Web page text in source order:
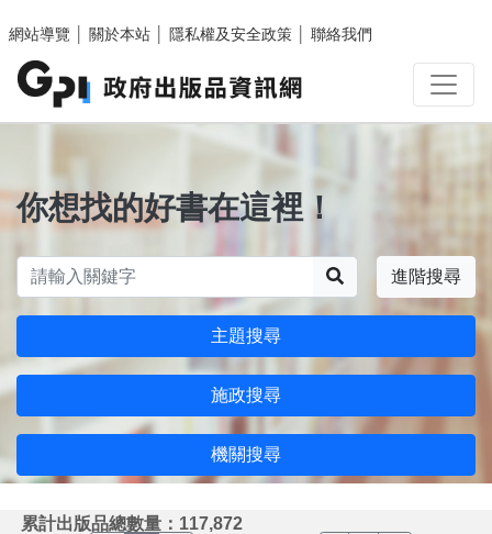
網站導覽
關於本站 隱私權及安全政策 聯絡我們
你想找的好書在這裡！
進階搜尋
主題搜尋
施政搜尋
機關搜尋
累計出版品總數量：117,872